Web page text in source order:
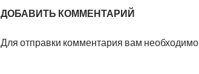
ДОБАВИТЬ КОММЕНТАРИЙ
Для отправки комментария вам необходимо